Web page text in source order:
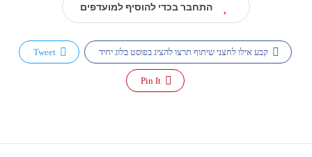
התחבר בכדי להוסיף למועדפים
קבע אילו לחצני שיתוף תרצו להציג בפוסט בלוג יחיד Tweet
Pin It